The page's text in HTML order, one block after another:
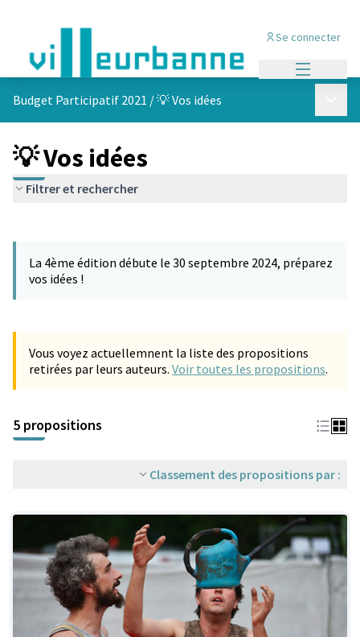
Se connecter
Budget Participatif 2021 /💡 Vos idées
💡 Vos idées
Filtrer et rechercher
La 4ème édition débute le 30 septembre 2024, préparez
vos idées !
Vous voyez actuellemnent la liste des propositions
retirées par leurs auteurs. Voir toutes les propositions.
5 propositions
Classement des propositions par :